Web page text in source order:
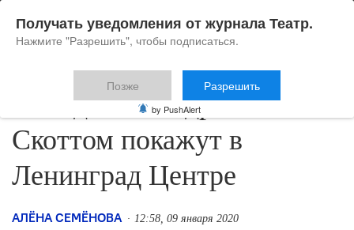
Комедию с Эндрю
Скоттом покажут в
Ленинград Центре
АЛЁНА СЕМЁНОВА 12:58, 09 января 2020
Получать уведомления от журнала Театр.
Нажмите "Разрешить", чтобы подписаться.
Позже Разрешить
by PushAlert